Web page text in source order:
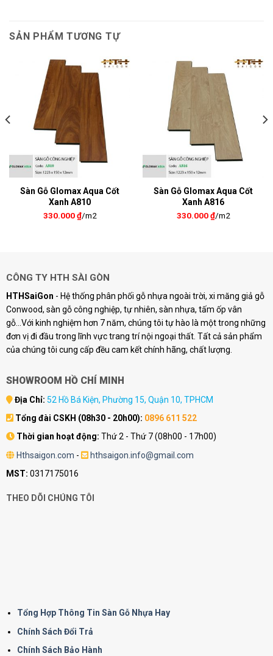
SẢN PHẨM TƯƠNG TỰ
Sàn Gỗ Glomax Aqua Cốt
Xanh A810
330.000₫/m2
Sàn Gỗ Glomax Aqua Cốt
Xanh A816
330.000₫/m2
CÔNG TY HTH SÀI GÒN
HTHSaiGon - Hệ thống phân phối gỗ nhựa ngoài trời, xi măng giả gỗ
Conwood, sàn gỗ công nghiệp, tự nhiên, sàn nhựa, tấm ốp vân
gỗ...Với kinh nghiệm hơn 7 năm, chúng tôi tự hào là một trong những
đơn vị đi đầu trong lĩnh vực trang trí nội ngoại thất. Tất cả sản phẩm
của chúng tôi cung cấp đều cam kết chính hãng, chất lượng.
SHOWROOM HỒ CHÍ MINH
Địa Chỉ: 52 Hồ Bá Kiện, Phường 15, Quận 10, TPHCM
Tổng đài CSKH (08h30 - 20h00): 0896 611 522
Thời gian hoạt động: Thứ 2 - Thứ 7 (08h00 - 17h00)
Hthsaigon.com -
hthsaigon.info@gmail.com
MST: 0317175016
THEO DÕI CHÚNG TÔI
Tổng Hợp Thông Tin Sàn Gỗ Nhựa Hay
Chính Sách Đổi Trả
Chính Sách Bảo Hành